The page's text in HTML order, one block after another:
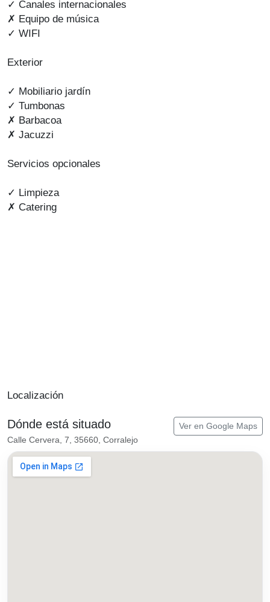
✓ Canales internacionales
✗ Equipo de música
✓ WIFI
Exterior
✓ Mobiliario jardín
✓ Tumbonas
✗ Barbacoa
✗ Jacuzzi
Servicios opcionales
✓ Limpieza
✗ Catering
Localización
Dónde está situado
Calle Cervera, 7, 35660, Corralejo
Ver en Google Maps